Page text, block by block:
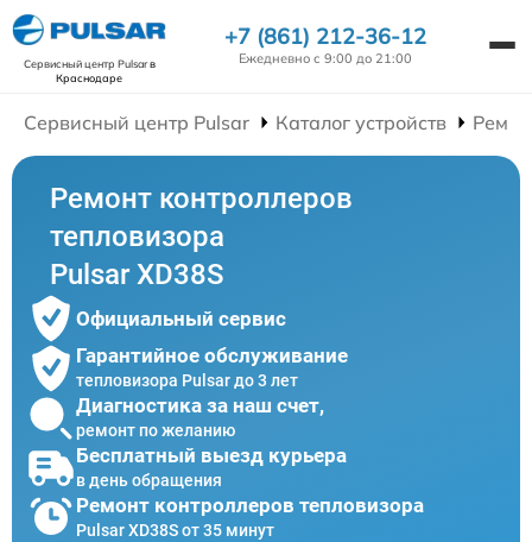
Сервисный центр Pulsarв
Краснодаре
+7 (861) 212-36-12
Ежедневно с 9:00 до 21:00
Сервисный центр Pulsar Каталог устройств
Ремонт контроллеров
тепловизора
Pulsar XD38S
Официальный сервис
Гарантийное обслуживание
тепловизора Pulsar до 3 лет
Диагностика за наш счет,
ремонт по желанию
Бесплатный выезд курьера
в день обращения
Ремонт контроллеров тепловизора
Pulsar XD38S от 35 минут